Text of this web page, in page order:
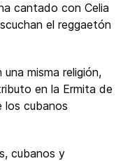
cantado con Celia
el reggaetón
misma religión,
en la Ermita de
los cubanos
cubanos y